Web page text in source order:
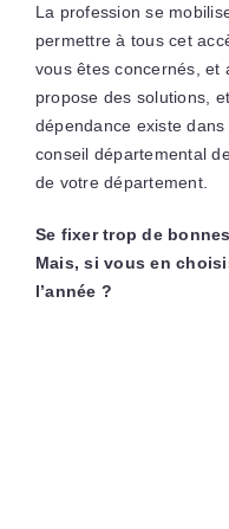
La profession se
permettre à tous cet
vous êtes concernés, et
propose des solutions,
dépendance existe
conseil départemental
de votre département.
Se fixer trop de
Mais, si vous en
l’année ?